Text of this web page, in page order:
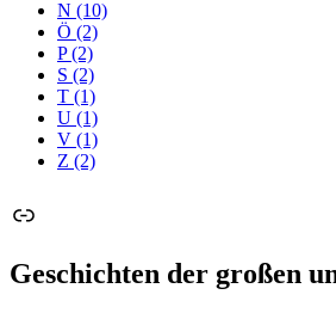
N (10)
Ö (2)
P(2)
S (2)
T (1)
U (1)
V (1)
Z (2)
Link
Geschichten der großen